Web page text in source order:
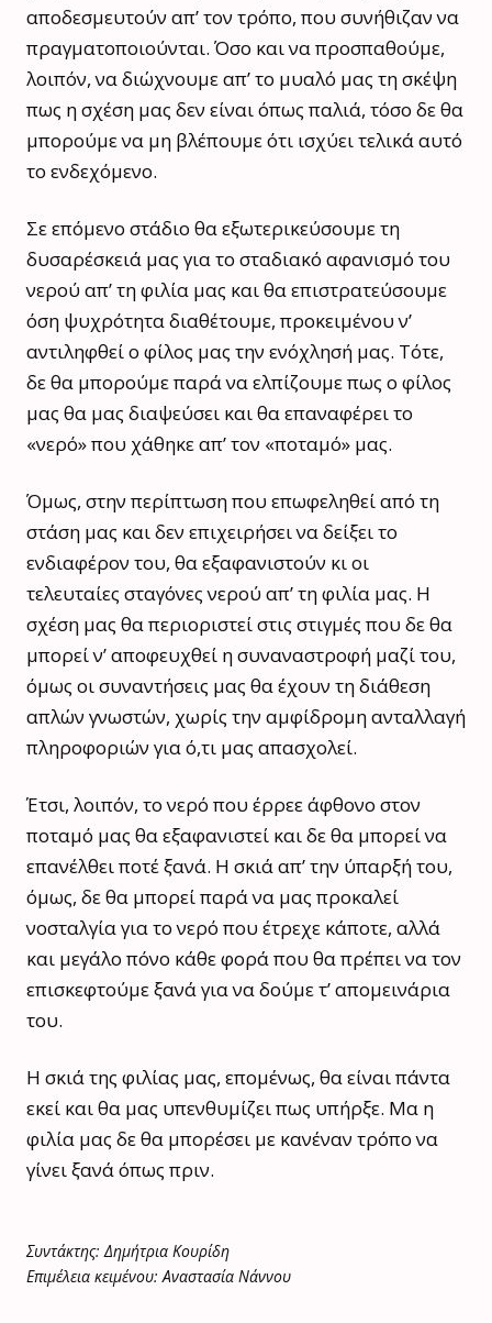
αποδεσμευτούν απ’ τον τρόπο, που συνήθιζαν να
πραγματοποιούνται. Όσο και να προσπαθούμε,
λοιπόν, να διώχνουμε απ’ το μυαλό μας τη σκέψη
πως η σχέση μας δεν είναι όπως παλιά, τόσο δε θα
μπορούμε να μη βλέπουμε ότι ισχύει τελικά αυτό
το ενδεχόμενο.
Σε επόμενο στάδιο θα εξωτερικεύσουμε τη
δυσαρέσκειά μας για το σταδιακό αφανισμό του
νερού απ’ τη φιλία μας και θα επιστρατεύσουμε
όση ψυχρότητα διαθέτουμε, προκειμένου ν’
αντιληφθεί ο φίλος μας την ενόχλησή μας. Τότε,
δε θα μπορούμε παρά να ελπίζουμε πως ο φίλος
μας θα μας διαψεύσει και θα επαναφέρει το
«νερό» που χάθηκε απ’ τον «ποταμό» μας.
Όμως, στην περίπτωση που επωφεληθεί από τη
στάση μας και δεν επιχειρήσει να δείξει το
ενδιαφέρον του, θα εξαφανιστούν κι οι
τελευταίες σταγόνες νερού απ’ τη φιλία μας. Η
σχέση μας θα περιοριστεί στις στιγμές που δε θα
μπορεί ν’ αποφευχθεί η συναναστροφή μαζί του,
όμως οι συναντήσεις μας θα έχουν τη διάθεση
απλών γνωστών, χωρίς την αμφίδρομη ανταλλαγή
πληροφοριών για ό,τι μας απασχολεί.
Έτσι, λοιπόν, το νερό που έρρεε άφθονο στον
ποταμό μας θα εξαφανιστεί και δε θα μπορεί να
επανέλθει ποτέ ξανά. Η σκιά απ’ την ύπαρξή του,
όμως, δε θα μπορεί παρά να μας προκαλεί
νοσταλγία για το νερό που έτρεχε κάποτε, αλλά
και μεγάλο πόνο κάθε φορά που θα πρέπει να τον
επισκεφτούμε ξανά για να δούμε τ’ απομεινάρια
του.
Η σκιά της φιλίας μας, επομένως, θα είναι πάντα
εκεί και θα μας υπενθυμίζει πως υπήρξε. Μα η
φιλία μας δε θα μπορέσει με κανέναν τρόπο να
γίνει ξανά όπως πριν.
Συντάκτης: Δημήτρια Κουρίδη
Επιμέλεια κειμένου: Αναστασία Νάννου